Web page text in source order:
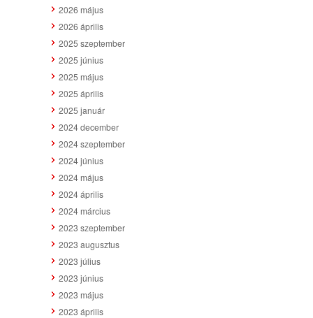
2026 május
2026 április
2025 szeptember
2025 június
2025 május
2025 április
2025 január
2024 december
2024 szeptember
2024 június
2024 május
2024 április
2024 március
2023 szeptember
2023 augusztus
2023 július
2023 június
2023 május
2023 április